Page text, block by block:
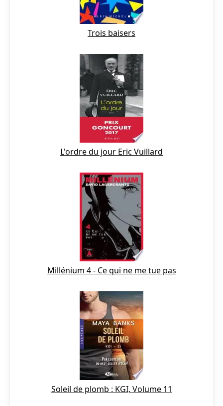
Trois baisers
L'ordre du jour Eric Vuillard
Millénium 4 - Ce qui ne me tue pas
Soleil de plomb : KGI, Volume 11